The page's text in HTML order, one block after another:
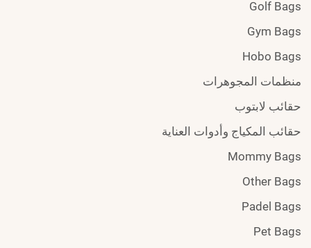
Golf Bags
Gym Bags
Hobo Bags
منظمات المجوهرات
حقائب لابتوب
حقائب المكياج وأدوات العناية
Mommy Bags
Other Bags
Padel Bags
Pet Bags